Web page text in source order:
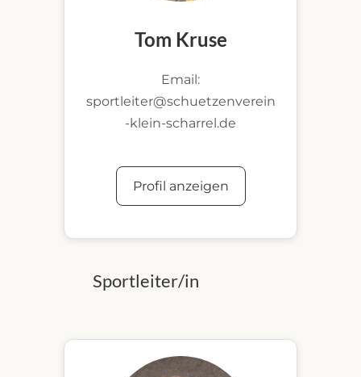
Tom Kruse
Email:
sportleiter@schuetzenverein
-klein-scharrel.de
Profil anzeigen
Sportleiter/in